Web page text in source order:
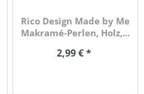
Rico Design Made by Me
Makramé-Perlen, Holz,...
2,99 € *